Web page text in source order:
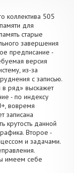
коллектива 505
для
старые
завершения
предписание -
версия
из-за
с записью.
в ряд» выскажет
- по индексу
вовремя
записана
крутость данной
Второе -
и задачами.
имеем себе